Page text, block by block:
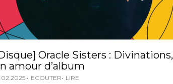
Oracle Sisters : Divinations,
amour d’album
ECOUTER LIRE